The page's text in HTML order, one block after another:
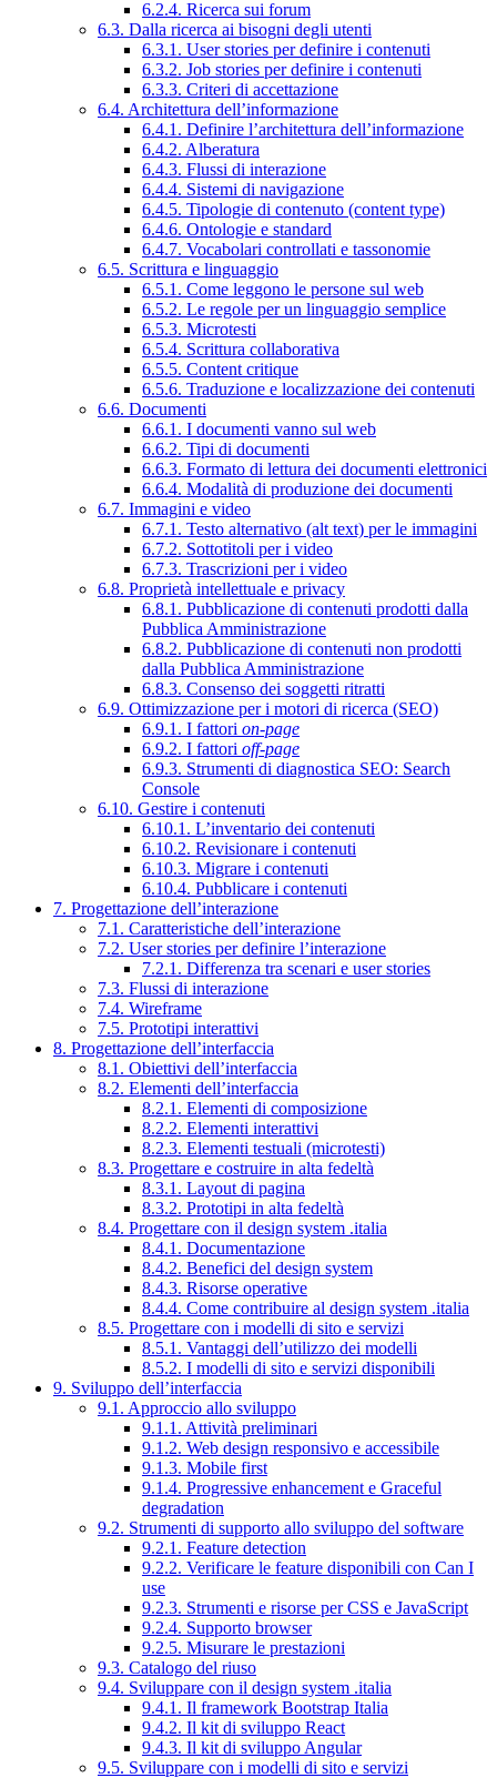
6.2.4. Ricerca sui forum
6.3. Dalla ricerca ai bisogni degli utenti
6.3.1. User stories per definire i contenuti
6.3.2. Job stories per definire i contenuti
6.3.3. Criteri di accettazione
6.4. Architettura dell’informazione
6.4.1. Definire l’architettura dell’informazione
6.4.2. Alberatura
6.4.3. Flussi di interazione
6.4.4. Sistemi di navigazione
6.4.5. Tipologie di contenuto (content type)
6.4.6. Ontologie e standard
6.4.7. Vocabolari controllati e tassonomie
6.5. Scrittura e linguaggio
6.5.1. Come leggono le persone sul web
6.5.2. Le regole per un linguaggio semplice
6.5.3. Microtesti
6.5.4. Scrittura collaborativa
6.5.5. Content critique
6.5.6. Traduzione e localizzazione dei contenuti
6.6. Documenti
6.6.1. I documenti vanno sul web
6.6.2. Tipi di documenti
6.6.3. Formato di lettura dei documenti elettronici
6.6.4. Modalità di produzione dei documenti
6.7. Immagini e video
6.7.1. Testo alternativo (alt text) per le immagini
6.7.2. Sottotitoli per i video
6.7.3. Trascrizioni per i video
6.8. Proprietà intellettuale e privacy
6.8.1. Pubblicazione di contenuti prodotti dalla
Pubblica Amministrazione
6.8.2. Pubblicazione di contenuti non prodotti
dalla Pubblica Amministrazione
6.8.3. Consenso dei soggetti ritratti
6.9. Ottimizzazione per i motori di ricerca (SEO)
6.9.1. I fattori on-page
6.9.2. I fattori off-page
6.9.3. Strumenti di diagnostica SEO: Search
Console
6.10. Gestire i contenuti
6.10.1. L’inventario dei contenuti
6.10.2. Revisionare i contenuti
6.10.3. Migrare i contenuti
6.10.4. Pubblicare i contenuti
7. Progettazione dell’interazione
7.1. Caratteristiche dell’interazione
7.2. User stories per definire l’interazione
7.2.1. Differenza tra scenari e user stories
7.3. Flussi di interazione
7.4. Wireframe
7.5. Prototipi interattivi
8. Progettazione dell’interfaccia
8.1. Obiettivi dell’interfaccia
8.2. Elementi dell’interfaccia
8.2.1. Elementi di composizione
8.2.2. Elementi interattivi
8.2.3. Elementi testuali (microtesti)
8.3. Progettare e costruire in alta fedeltà
8.3.1. Layout di pagina
8.3.2. Prototipi in alta fedeltà
8.4. Progettare con il design system .italia
8.4.1. Documentazione
8.4.2. Benefici del design system
8.4.3. Risorse operative
8.4.4. Come contribuire al design system .italia
8.5. Progettare con i modelli di sito e servizi
8.5.1. Vantaggi dell’utilizzo dei modelli
8.5.2. I modelli di sito e servizi disponibili
9. Sviluppo dell’interfaccia
9.1. Approccio allo sviluppo
9.1.1. Attività preliminari
9.1.2. Web design responsivo e accessibile
9.1.3. Mobile first
9.1.4. Progressive enhancement e Graceful
degradation
9.2. Strumenti di supporto allo sviluppo del software
9.2.1. Feature detection
9.2.2. Verificare le feature disponibili con Can I
use
9.2.3. Strumenti e risorse per CSS e JavaScript
9.2.4. Supporto browser
9.2.5. Misurare le prestazioni
9.3. Catalogo del riuso
9.4. Sviluppare con il design system .italia
9.4.1. Il framework Bootstrap Italia
9.4.2. Il kit di sviluppo React
9.4.3. Il kit di sviluppo Angular
9.5. Sviluppare con i modelli di sito e servizi